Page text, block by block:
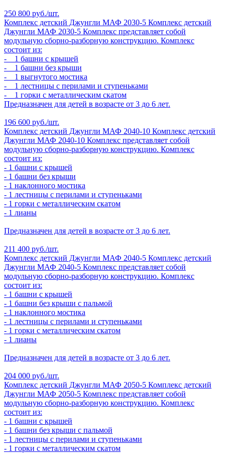
250 800 руб./шт.
Комплекс детский Джунгли МАФ 2030-5 Комплекс детский
Джунгли МАФ 2030-5 Комплекс представляет собой
модульную сборно-разборную конструкцию. Комплекс
состоит из:
- 1 башни с крышей
- 1 башни без крыши
- 1 выгнутого мостика
- 1 лестницы с перилами и ступеньками
- 1 горки с металлическим скатом
Предназначен для детей в возрасте от 3 до 6 лет.
196 600 руб./шт.
Комплекс детский Джунгли МАФ 2040-10 Комплекс детский
Джунгли МАФ 2040-10 Комплекс представляет собой
модульную сборно-разборную конструкцию. Комплекс
состоит из:
- 1 башни с крышей
- 1 башни без крыши
- 1 наклонного мостика
- 1 лестницы с перилами и ступеньками
- 1 горки с металлическим скатом
- 1 лианы
Предназначен для детей в возрасте от 3 до 6 лет.
211 400 руб./шт.
Комплекс детский Джунгли МАФ 2040-5 Комплекс детский
Джунгли МАФ 2040-5 Комплекс представляет собой
модульную сборно-разборную конструкцию. Комплекс
состоит из:
- 1 башни с крышей
- 1 башни без крыши с пальмой
- 1 наклонного мостика
- 1 лестницы с перилами и ступеньками
- 1 горки с металлическим скатом
- 1 лианы
Предназначен для детей в возрасте от 3 до 6 лет.
204 000 руб./шт.
Комплекс детский Джунгли МАФ 2050-5 Комплекс детский
Джунгли МАФ 2050-5 Комплекс представляет собой
модульную сборно-разборную конструкцию. Комплекс
состоит из:
- 1 башни с крышей
- 1 башни без крыши с пальмой
- 1 лестницы с перилами и ступеньками
- 1 горки с металлическим скатом